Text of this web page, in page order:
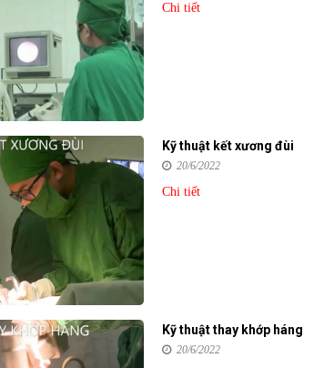
Chi tiết
Kỹ thuật kết xương đùi
20/6/2022
Chi tiết
Kỹ thuật thay khớp háng
20/6/2022